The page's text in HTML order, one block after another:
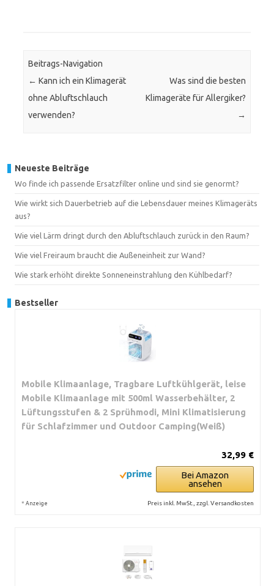
Beitrags-Navigation
← Kann ich ein Klimagerät
ohne Abluftschlauch
verwenden?
Was sind die besten
Klimageräte für Allergiker?
→
Neueste Beiträge
Wo finde ich passende Ersatzfilter online und sind sie genormt?
Wie wirkt sich Dauerbetrieb auf die Lebensdauer meines Klimageräts
aus?
Wie viel Lärm dringt durch den Abluftschlauch zurück in den Raum?
Wie viel Freiraum braucht die Außeneinheit zur Wand?
Wie stark erhöht direkte Sonneneinstrahlung den Kühlbedarf?
Bestseller
Mobile Klimaanlage, Tragbare Luftkühlgerät, leise
Mobile Klimaanlage mit 500ml Wasserbehälter, 2
Lüftungsstufen & 2 Sprühmodi, Mini Klimatisierung
für Schlafzimmer und Outdoor Camping(Weiß)
32,99 €
Bei Amazon
ansehen
* Anzeige Preis inkl. MwSt., zzgl. Versandkosten